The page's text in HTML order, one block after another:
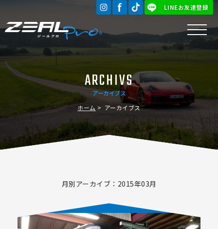
LINEお友達登録
アーカイブス
ARCHIVS
ホーム アーカイブス
月別アーカイブ：2015年03月